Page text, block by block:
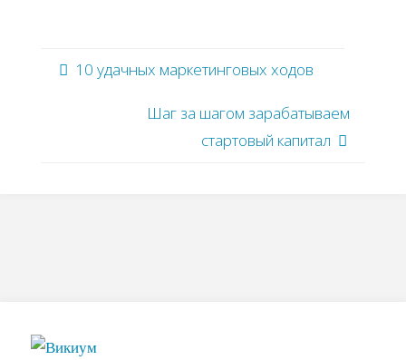
10 удачных маркетинговых ходов
Шаг за шагом зарабатываем
стартовый капитал